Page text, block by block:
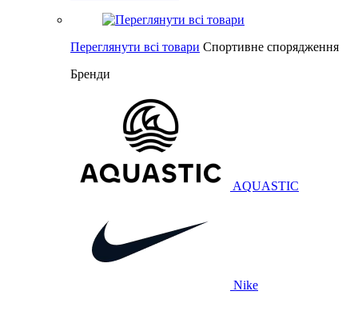
Переглянути всі товари Спортивне спорядження
Бренди
AQUASTIC
Nike